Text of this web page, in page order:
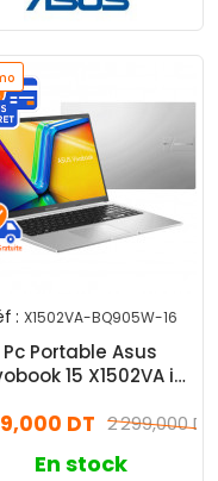
: X1502VA-BQ905W-16
Pc Portable Asus
15 X1502VA i5
Windows 112 299,000 DT
DT
En stock